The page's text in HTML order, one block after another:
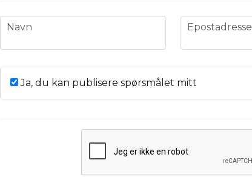
name
Navn email
Epostadresse
Ja, du kan publisere spørsmålet mitt